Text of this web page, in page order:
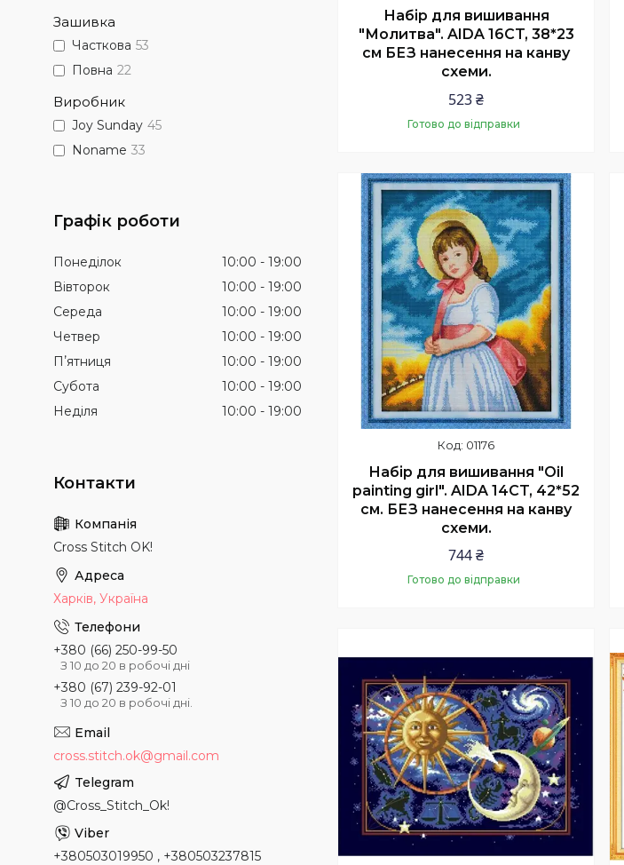
Набір для вишивання
"Молитва". AIDA 16CT, 38*23
см БЕЗ нанесення на канву
схеми.
523 ₴
Готово до відправки
Купити
01176
Набір для вишивання "Oil
painting girl". AIDA 14CT, 42*52
см. БЕЗ нанесення на канву
схеми.
744 ₴
Готово до відправки
Зашивка
Часткова 53
Повна 22
Виробник
Joy Sunday 45
Noname 33
Графік роботи
Понеділок 10:00
19:00
Вівторок
10:00
19:00
Середа
10:00
19:00
Четвер
10:00
19:00
Пʼятниця
10:00
19:00
Субота
10:00
19:00
Неділя
10:00 19:00
Cross Stitch OK!
Харків, Україна
+380 (66) 250-99-50
З 10 до 20 в робочі дні
+380 (67) 239-92-01
З 10 до 20 в робочі дні.
cross.stitch.ok@gmail.com
@Cross_Stitch_Ok!
+380503019950 , +380503237815